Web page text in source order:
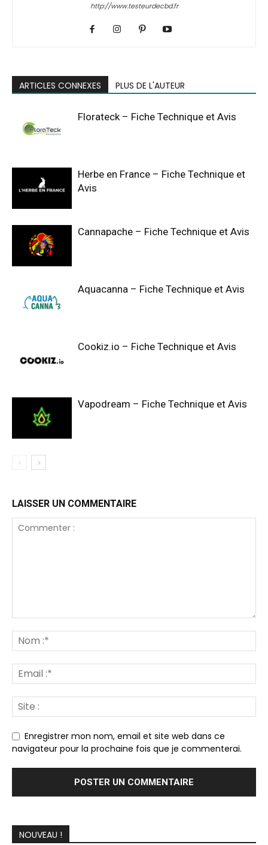
http://www.testeurdecbd.fr
ARTICLES CONNEXES PLUS DE L'AUTEUR
Florateck – Fiche Technique et Avis
Herbe en France – Fiche Technique et
Avis
Cannapache – Fiche Technique et Avis
Aquacanna – Fiche Technique et Avis
Cookiz.io – Fiche Technique et Avis
Vapodream – Fiche Technique et Avis
LAISSER UN COMMENTAIRE
Enregistrer mon nom, email et site web dans ce
navigateur pour la prochaine fois que je commenterai.
NOUVEAU !